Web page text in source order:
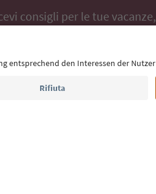
consigli per le tue vacanze,